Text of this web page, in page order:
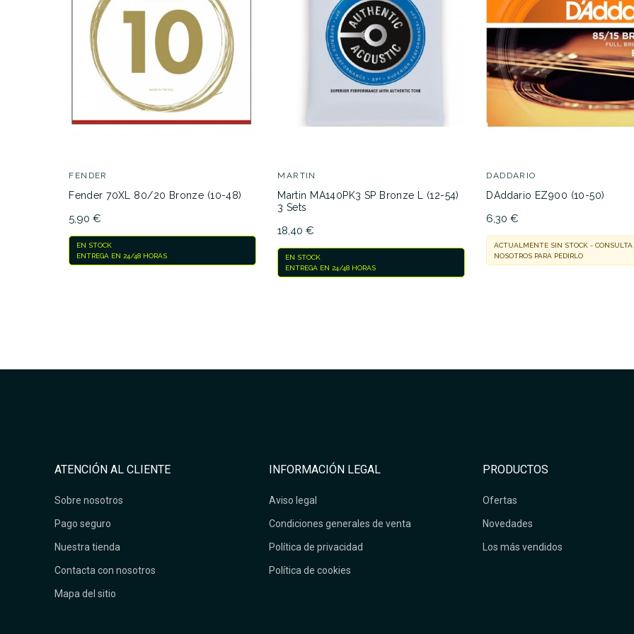
PRECIO 29,00 € 29,00 €
DESCRIPCIÓN
JUEGACUDAD038
No hay características para
FENDER
Fender 70XL 80/20 Bronze (10-48)
5,90 €
EN STOCK
ENTREGA EN 24/48 HORAS
MARTIN
Martin MA140PK3 SP Bronze L (12-54)
3 Sets
18,40 €
EN STOCK
ENTREGA EN 24/48 HORAS
DADDARIO
DAddario EZ900 (10-50)
6,30 €
ACTUALMENTE SIN STOCK - CONSULTA
NOSOTROS PARA PEDIRLO
ATENCIÓN AL CLIENTE
Sobre nosotros
Pago seguro
Nuestra tienda
Contacta con nosotros
Mapa del sitio
INFORMACIÓN LEGAL
Aviso legal
Condiciones generales de venta
Política de privacidad
Política de cookies
PRODUCTOS
Ofertas
Novedades
Los más vendidos